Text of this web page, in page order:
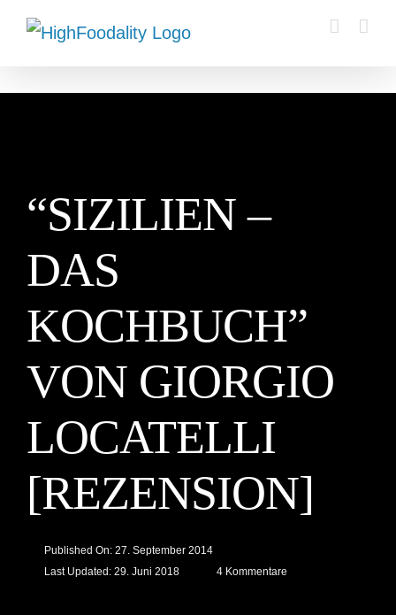
Zum
Inhalt
“SIZILIEN –
DAS
KOCHBUCH”
VON GIORGIO
LOCATELLI
[REZENSION]
Published On: 27. September 2014
Last Updated: 29. Juni 2018
4 Kommentareon